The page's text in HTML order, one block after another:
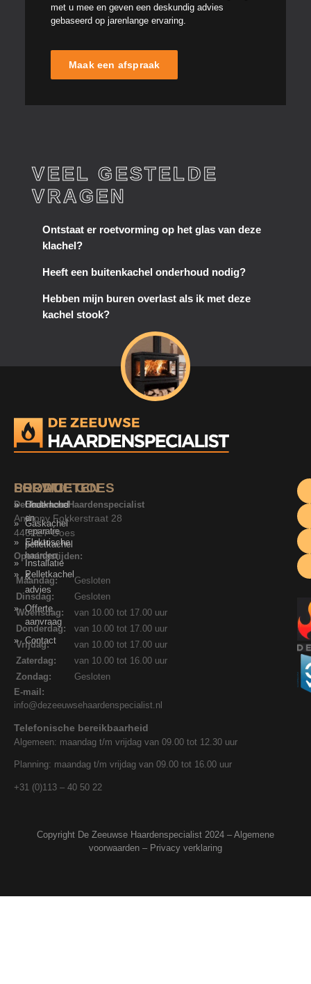
met u mee en geven een deskundig advies
gebaseerd op jarenlange ervaring.
Maak een afspraak
VEEL GESTELDE
VRAGEN
Ontstaat er roetvorming op het glas van deze
klachel?
Heeft een buitenkachel onderhoud nodig?
Hebben mijn buren overlast als ik met deze
kachel stook?
SERVICE
Onderhoud
en
reparatie
pelletkachel
Installatie
&
advies
Offerte
aanvraag
Contact
PRODUCTEN
Houtkachel
Gaskachel
Elektrische
haarden
Pelletkachel
LOCATIE GOES
De Zeeuwse Haardenspecialist
Anthony Fokkerstraat 28
4462ET Goes
Openingstijden:
Maandag:
Gesloten
Dinsdag:
Gesloten
Woensdag:
van 10.00 tot 17.00 uur
Donderdag:
van 10.00 tot 17.00 uur
Vrijdag:
van 10.00 tot 17.00 uur
Zaterdag:
van 10.00 tot 16.00 uur
Zondag:
Gesloten
E-mail:
info@dezeeuwsehaardenspecialist.nl
Telefonische bereikbaarheid
Algemeen: maandag t/m vrijdag van 09.00 tot 12.30 uur
Planning: maandag t/m vrijdag van 09.00 tot 16.00 uur
+31 (0)113 – 40 50 22
Copyright De Zeeuwse Haardenspecialist 2024 – Algemene
voorwaarden – Privacy verklaring